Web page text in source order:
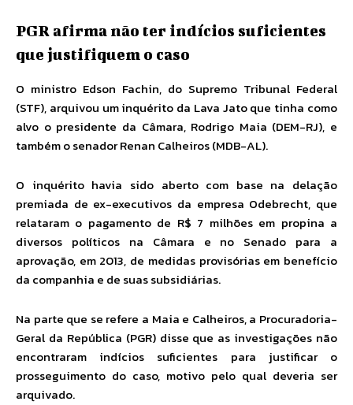
PGR afirma não ter indícios suficientes
que justifiquem o caso
O ministro Edson Fachin, do Supremo Tribunal Federal
(STF), arquivou um inquérito da Lava Jato que tinha como
alvo o presidente da Câmara, Rodrigo Maia (DEM-RJ), e
também o senador Renan Calheiros (MDB-AL).
O inquérito havia sido aberto com base na delação
premiada de ex-executivos da empresa Odebrecht, que
relataram o pagamento de R$ 7 milhões em propina a
diversos políticos na Câmara e no Senado para a
aprovação, em 2013, de medidas provisórias em benefício
da companhia e de suas subsidiárias.
Na parte que se refere a Maia e Calheiros, a Procuradoria-
Geral da República (PGR) disse que as investigações não
encontraram indícios suficientes para justificar o
prosseguimento do caso, motivo pelo qual deveria ser
arquivado.